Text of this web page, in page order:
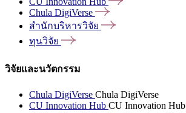
Chula DigiVerse
สำนักบริหารวิจัย
ทุนวิจัย
วิจัยและนวัตกรรม
Chula DigiVerse Chula DigiVerse
CU Innovation Hub CU Innovation Hub